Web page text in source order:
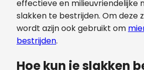
effectieve en milieuvriendelijke
slakken te bestrijden. Om deze
wordt azijn ook gebruikt om
bestrijden.
Hoe kun je slakken